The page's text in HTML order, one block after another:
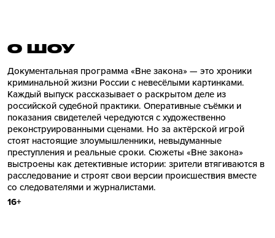
О ШОУ
Документальная программа «Вне закона» — это хроники
криминальной жизни России с невесёлыми картинками.
Каждый выпуск рассказывает о раскрытом деле из
российской судебной практики. Оперативные съёмки и
показания свидетелей чередуются с художественно
реконструированными сценами. Но за актёрской игрой
стоят настоящие злоумышленники, невыдуманные
преступления и реальные сроки. Сюжеты «Вне закона»
выстроены как детективные истории: зрители втягиваются в
расследование и строят свои версии происшествия вместе
со следователями и журналистами.
16+